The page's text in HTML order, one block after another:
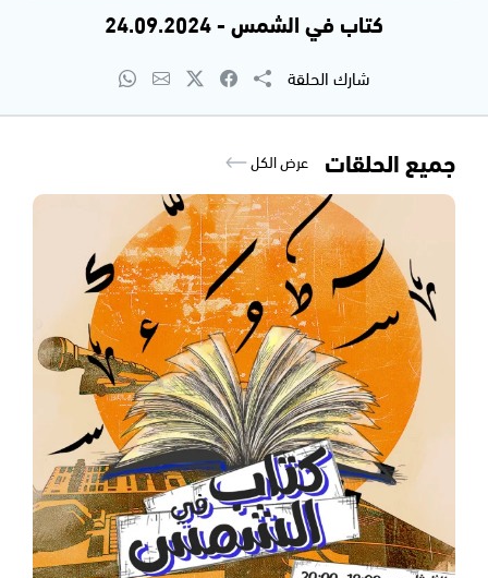
كتاب في الشمس - 24.09.2024
شارك الحلقة
جميع الحلقات عرض الكل